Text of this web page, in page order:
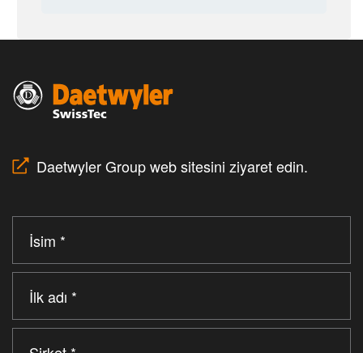
Daetwyler Group web sitesini ziyaret edin.